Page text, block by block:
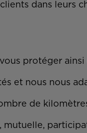
dans leurs
protéger ainsi
et nous nous
de